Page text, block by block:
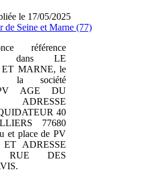
le 17/05/2025
de Seine et Marne (77)
référence
dans LE
MARNE, le
la société
AGE DU
40
77680
et place de PV
ADRESSE
RUE DES